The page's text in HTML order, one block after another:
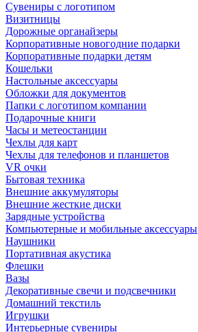
Сувениры с логотипом
Визитницы
Дорожные органайзеры
Корпоративные новогодние подарки
Корпоративные подарки детям
Кошельки
Настольные аксессуары
Обложки для документов
Папки с логотипом компании
Подарочные книги
Часы и метеостанции
Чехлы для карт
Чехлы для телефонов и планшетов
VR очки
Бытовая техника
Внешние аккумуляторы
Внешние жесткие диски
Зарядные устройства
Компьютерные и мобильные аксессуары
Наушники
Портативная акустика
Флешки
Вазы
Декоративные свечи и подсвечники
Домашний текстиль
Игрушки
Интерьерные сувениры